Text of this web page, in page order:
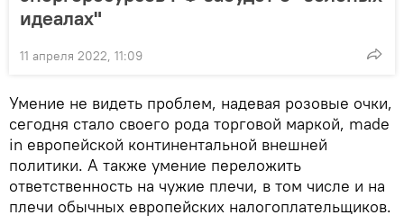
идеалах"
11 апреля 2022, 11:09
Умение не видеть проблем, надевая розовые очки,
сегодня стало своего рода торговой маркой, made
in европейской континентальной внешней
политики. А также умение переложить
ответственность на чужие плечи, в том числе и на
плечи обычных европейских налогоплательщиков.